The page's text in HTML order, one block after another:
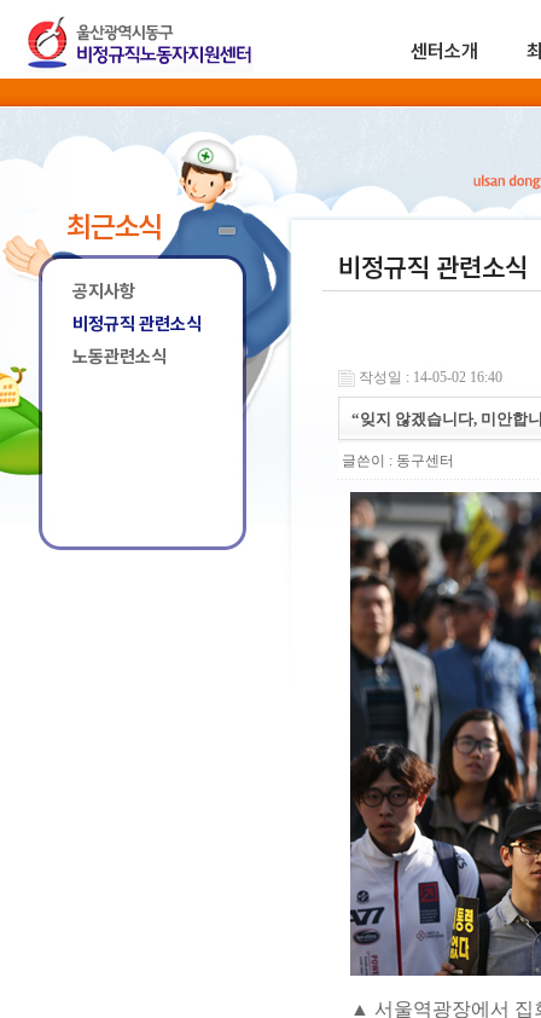
센터소개
최근소식
공지사항
비정규직 관련소식
노동관련소식
비정규직 관련소식
작성일 : 14-05-02 16:40
“잊지 않겠습니다, 미안합
글쓴이 : 동구센터
▲ 서울역광장에서 집